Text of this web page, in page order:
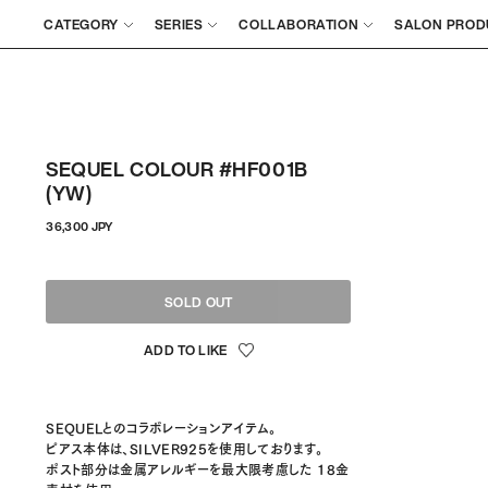
CATEGORY SERIES COLLABORATION SALON
SEQUEL COLOUR #HF001B
(YW)
36,300 JPY通
格
SOLD OUT
SEQUELとのコラボレーションアイテム。
ピアス本体は、SILVER925を使用しております。
ポスト部分は金属アレルギーを最大限考慮した 18金